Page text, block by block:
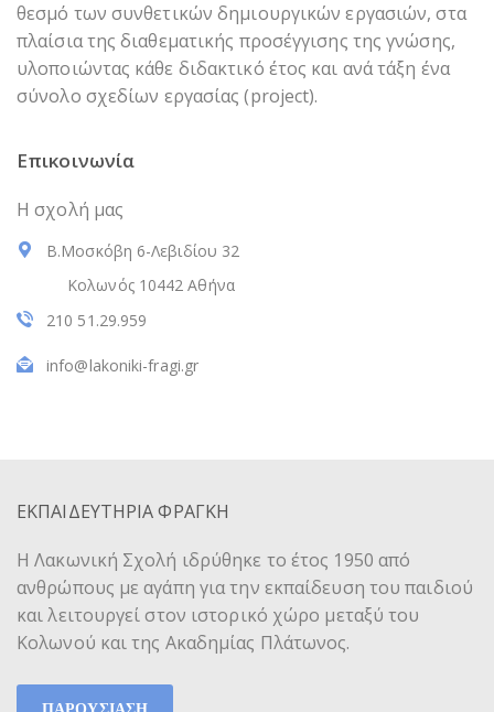
θεσμό των συνθετικών δημιουργικών εργασιών, στα
πλαίσια της διαθεματικής προσέγγισης της γνώσης,
υλοποιώντας κάθε διδακτικό έτος και ανά τάξη ένα
σύνολο σχεδίων εργασίας (project).
Επικοινωνία
Η σχολή μας
Β.Μοσκόβη 6-Λεβιδίου 32
Κολωνός 10442 Αθήνα
210 51.29.959
info@lakoniki-fragi.gr
ΕΚΠΑΙΔΕΥΤΗΡΙΑ ΦΡΑΓΚΗ
Η Λακωνική Σχολή ιδρύθηκε το έτος 1950 από
ανθρώπους με αγάπη για την εκπαίδευση του παιδιού
και λειτουργεί στον ιστορικό χώρο μεταξύ του
Κολωνού και της Ακαδημίας Πλάτωνος.